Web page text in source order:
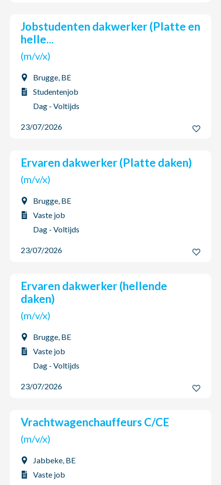
Jobstudenten dakwerker (Platte en
helle...
(m/v/x)
Brugge, BE
Studentenjob
Dag - Voltijds
23/07/2026
Ervaren dakwerker (Platte daken)
(m/v/x)
Brugge, BE
Vaste job
Dag - Voltijds
23/07/2026
Ervaren dakwerker (hellende
daken)
(m/v/x)
Brugge, BE
Vaste job
Dag - Voltijds
23/07/2026
Vrachtwagenchauffeurs C/CE
(m/v/x)
Jabbeke, BE
Vaste job